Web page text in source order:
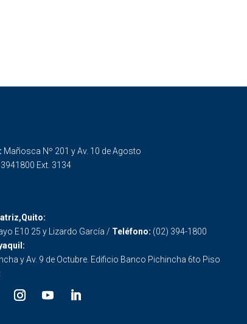
Mañosca Nº 201 y Av. 10 de Agosto
3941800 Ext. 3134
E10 25 y Lizardo García / Teléfono: (02) 394-1800
y Av. 9 de Octubre. Edificio Banco Pichincha 6to Piso